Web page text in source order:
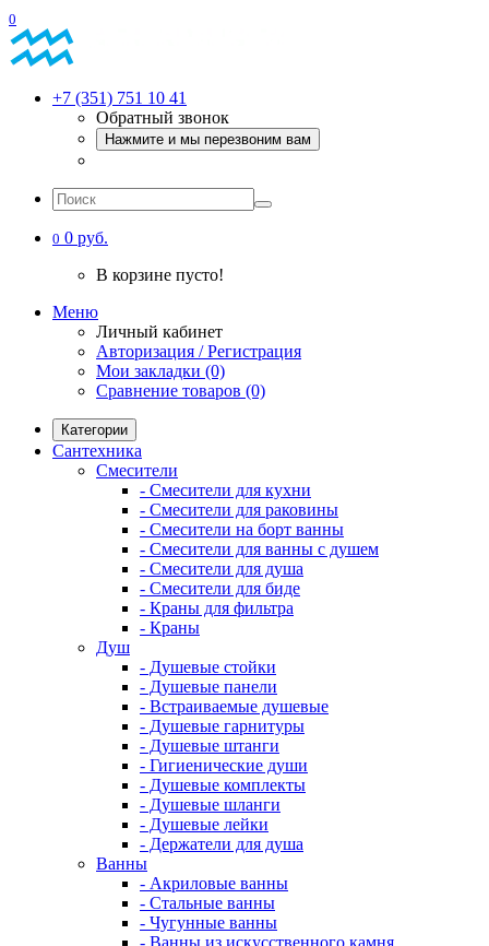
0
+7 (351) 751 10 41
Обратный звонок
Нажмите и мы перезвоним вам
0 0 руб.
В корзине пусто!
Меню
Личный кабинет
Авторизация / Регистрация
Мои закладки (0)
Сравнение товаров (0)
Категории
Сантехника
Смесители
- Смесители для кухни
- Смесители для раковины
- Смесители на борт ванны
- Смесители для ванны с душем
- Смесители для душа
- Смесители для биде
- Краны для фильтра
- Краны
Душ
- Душевые стойки
- Душевые панели
- Встраиваемые душевые
- Душевые гарнитуры
- Душевые штанги
- Гигиенические души
- Душевые комплекты
- Душевые шланги
- Душевые лейки
- Держатели для душа
Ванны
- Акриловые ванны
- Стальные ванны
- Чугунные ванны
- Ванны из искусственного камня